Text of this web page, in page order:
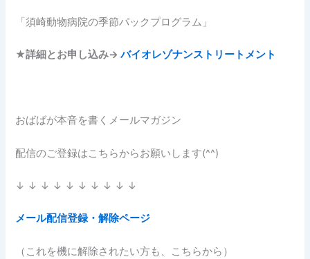
「須崎動物病院の季節パックプログラム」
★詳細とお申し込み→バイオレゾナンストリートメント
おばばが本音を書くメールマガジン
配信のご登録はこちらからお願いします(^^)
↓ ↓ ↓ ↓ ↓ ↓ ↓ ↓ ↓ ↓
メール配信登録・解除ページ
（これを機に解除されたい方も、こちらから）